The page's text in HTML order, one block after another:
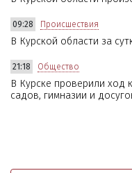
09:28 Происшествия
В Курской области за
21:18 Общество
В Курске проверили ход
садов, гимназии и